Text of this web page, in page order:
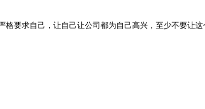
要求自己，让自己让公司都为自己高兴，至少不要让这